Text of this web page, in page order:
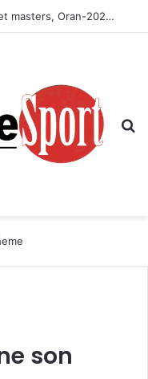
Championnat national d’été open et masters, Oran-2026 — Le CRB s’adjuge le titre
son